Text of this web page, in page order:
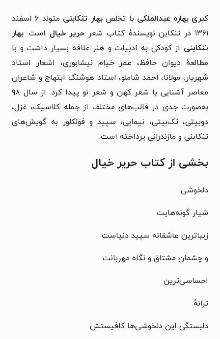
کبری بهاره عبدالملکی با تخلصبهار تنکابنی
متولد ۶ اسفند
۱۳۶۱ در تنکابن نویسندهٔ کتاب شعر
حریر خیال است. بهار
تنکابنی از کودکی به ادبیات و هنر علاقه بسیار داشت و با
مطالعهٔ دیوان حافظ، عمر خیام نیشابوری، اشعار استاد
شهریار، مولانا، احمد شاملو، استاد هوشنگ ابتهاج و شاعران
معاصر آشنایی با شعر کهن و شعر نو پیدا کرد. از سال ۹۸
به‌صورت جدی در قالب‌های مختلف از جمله کلاسیک، غزل،
دوبیتی، تک‌بیتی، نیمایی، سپید و فولکلور به گویش‌های
تنکابنی و مازندرانی پرداخته است.
بخشی از کتاب حریر خیال
دلخوشی
شیار گونه‌هایت
زیباترین عاشقانه سپید دنیاست
و چشمان مشتاق و نگاه مهربانت
احساسی‌ترین
ترانهٔ
دلبستگی این دلخوشی‌ها کافیستش